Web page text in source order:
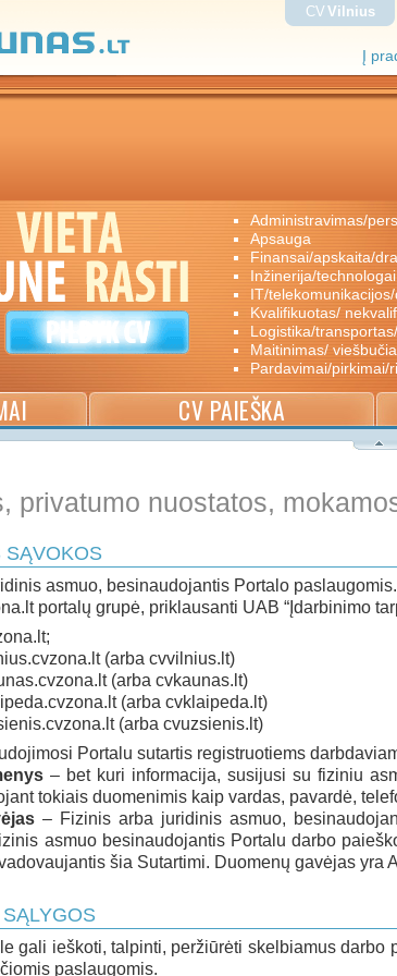
Į
CV Vilnius
administravimas/
apsauga
finansai/apskaita/
inžinerija/technologai
IT/
kvalifikuotas/
logistika/
maitinimas/
pardavimai/pirkimai/
CV PAIEŠKA
privatumo nuostatos,
SĄVOKOS
asmuo, besinaudojantis Portalo paslaugomis.
portalų grupė, priklausanti UAB “Įdarbinimo
(arba cvvilnius.lt)
(arba cvkaunas.lt)
(arba cvklaipeda.lt)
(arba cvuzsienis.lt)
Portalu sutartis registruotiems
– bet kuri informacija, susijusi su fiziniu
tokiais duomenimis kaip vardas, pavardė,
– Fizinis arba juridinis asmuo,
asmuo besinaudojantis Portalu darbo
šia Sutartimi. Duomenų gavėjas yra
gali ieškoti, talpinti, peržiūrėti skelbiamus
paslaugomis.